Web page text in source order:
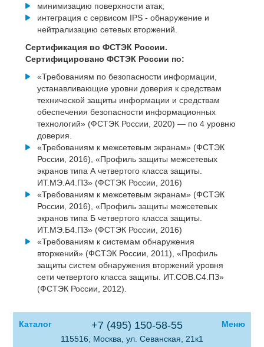
минимизацию поверхности атак;
интеграция с сервисом IPS - обнаружение и
нейтрализацию сетевых вторжений.
Сертификация во ФСТЭК России.
Сертифицировано ФСТЭК России по:
«Требованиям по безопасности информации,
устанавливающие уровни доверия к средствам
технической защиты информации и средствам
обеспечения безопасности информационных
технологий» (ФСТЭК России, 2020) — по 4 уровню
доверия.
«Требованиям к межсетевым экранам» (ФСТЭК
России, 2016), «Профиль защиты межсетевых
экранов типа А четвертого класса защиты.
ИТ.МЭ.А4.ПЗ» (ФСТЭК России, 2016)
«Требованиям к межсетевым экранам» (ФСТЭК
России, 2016), «Профиль защиты межсетевых
экранов типа Б четвертого класса защиты.
ИТ.МЭ.Б4.ПЗ» (ФСТЭК России, 2016)
«Требованиям к системам обнаружения
вторжений» (ФСТЭК России, 2011), «Профиль
защиты систем обнаружения вторжений уровня
сети четвертого класса защиты. ИТ.СОВ.С4.ПЗ»
(ФСТЭК России, 2012).
Каталог +7 (495) 150-58-55
Меню
115516, Москва, ул. Севанская, 21к1